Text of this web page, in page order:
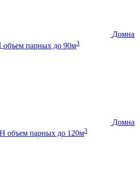
Домна
объем парных до 90м3
Домна
объем парных до 120м3